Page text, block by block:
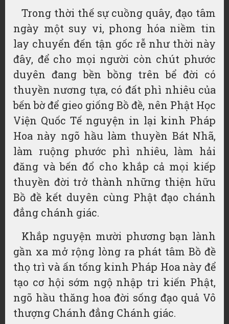
Trong thời thế sự cuồng quây, đạo tâm
ngày một suy vi, phong hóa niềm tin
lay chuyển đến tận gốc rễ như thời này
đây, để cho mọi người còn chút phước
duyên đang bền bồng trên bể đời có
thuyền nương tựa, có đất phì nhiêu của
bến bờ để gieo giống Bồ đề, nên Phật Học
Viện Quốc Tế nguyện in lại kinh Pháp
Hoa này ngõ hầu làm thuyền Bát Nhã,
làm ruộng phước phì nhiêu, làm hải
đăng và bến đổ cho khắp cả mọi kiếp
thuyền đời trở thành những thiện hữu
Bồ đề kết duyên cùng Phật đạo chánh
đẳng chánh giác.
Khắp nguyện mười phương bạn lành
gần xa mở rộng lòng ra phát tâm Bồ đề
thọ trì và ấn tống kinh Pháp Hoa này để
tạo cơ hội sớm ngộ nhập tri kiến Phật,
ngõ hầu thăng hoa đời sống đạo quả Vô
thượng Chánh đẳng Chánh giác.